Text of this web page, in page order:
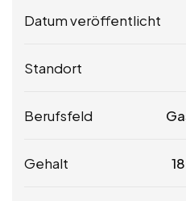
Datum veröffentlicht
Standort
Berufsfeld
Gehalt 18